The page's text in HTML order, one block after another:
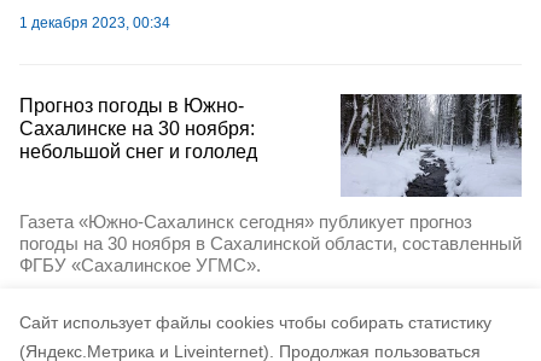
Cайт использует файлы cookies чтобы собирать статистику
(Яндекс.Метрика и Liveinternet).
Продолжая пользоваться
1 декабря 2023, 00:34
Прогноз погоды в Южно-
Сахалинске на 30 ноября:
небольшой снег и гололед
Газета «Южно-Сахалинск сегодня» публикует прогноз
погоды на 30 ноября в Сахалинской области, составленный
ФГБУ «Сахалинское УГМС».